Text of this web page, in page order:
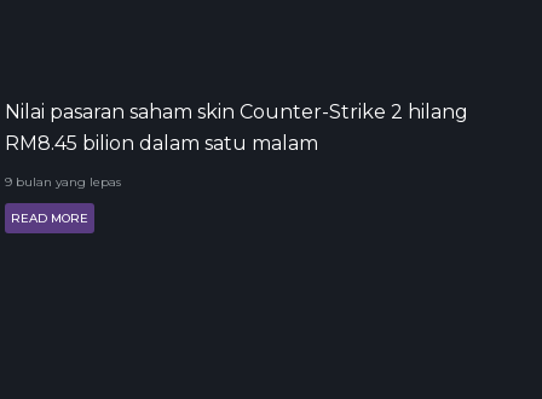
Nilai pasaran saham skin Counter-Strike 2 hilang
RM8.45 bilion dalam satu malam
9 bulan yang lepas
READ MORE